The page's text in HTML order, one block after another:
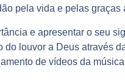
pela vida e pelas graças
e apresentar o seu
louvor a Deus através
de vídeos da